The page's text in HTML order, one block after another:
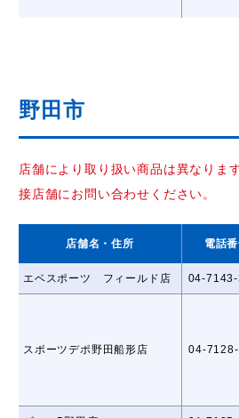
野田市
店舗により取り扱い商品は異なりま
接店舗にお問い合わせください。
店舗名 ・住所 電話
エベスポーツ フィールド店 04-
スポーツデポ野田船形店 04-